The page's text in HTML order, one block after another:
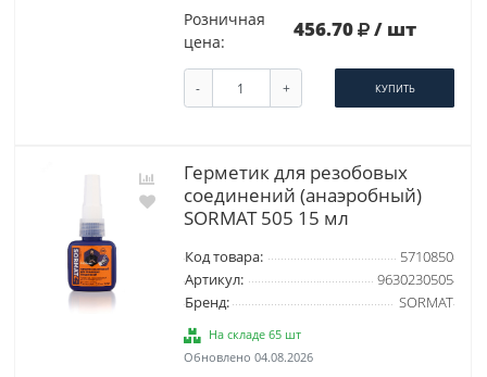
Розничная
цена:
456.70 / шт
- + КУПИТЬ
Герметик для резобовых
соединений (анаэробный)
SORMAT 505 15 мл
Код товара:
5710850
Артикул:
9630230505
Бренд:
SORMAT
На складе 65 шт
Обновлено 04.08.2026